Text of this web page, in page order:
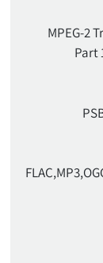
MPEG-2
Part